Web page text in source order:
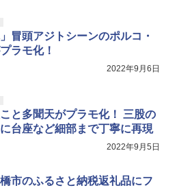
」冒頭アジトシーンのポルコ・
ラモ化！
2022年9月6日
と多聞天がプラモ化！ 三股の
台座など細部まで丁寧に再現
2022年9月5日
市のふるさと納税返礼品にフ